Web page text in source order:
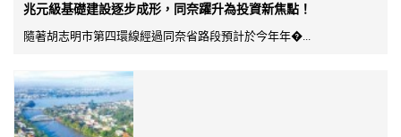
兆元級基礎建設逐步成形，同奈躍升為投資新焦點！
隨著胡志明市第四環線經過同奈省路段預計於今年年�...